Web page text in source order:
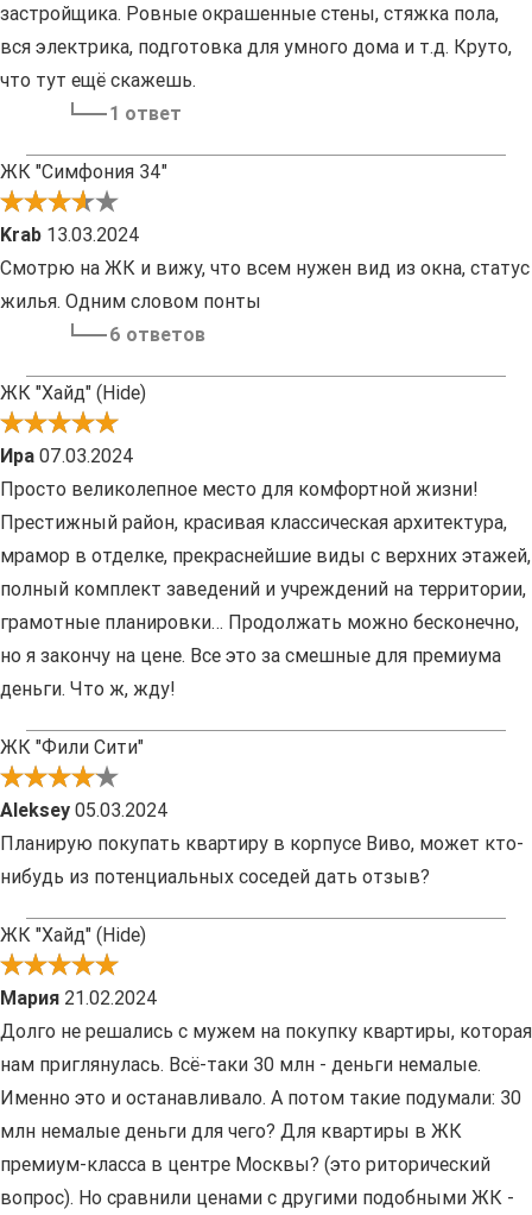
застройщика. Ровные окрашенные стены, стяжка пола,
вся электрика, подготовка для умного дома и т.д. Круто,
что тут ещё скажешь.
1 ответ
ЖК "Симфония 34"
Krab 13.03.2024
Смотрю на ЖК и вижу, что всем нужен вид из окна, статус
жилья. Одним словом понты
6 ответов
ЖК "Хайд" (Hide)
Ира 07.03.2024
Просто великолепное место для комфортной жизни!
Престижный район, красивая классическая архитектура,
мрамор в отделке, прекраснейшие виды с верхних этажей,
полный комплект заведений и учреждений на территории,
грамотные планировки… Продолжать можно бесконечно,
но я закончу на цене. Все это за смешные для премиума
деньги. Что ж, жду!
ЖК "Фили Сити"
Aleksey 05.03.2024
Планирую покупать квартиру в корпусе Виво, может кто-
нибудь из потенциальных соседей дать отзыв?
ЖК "Хайд" (Hide)
Мария 21.02.2024
Долго не решались с мужем на покупку квартиры, которая
нам приглянулась. Всё-таки 30 млн - деньги немалые.
Именно это и останавливало. А потом такие подумали: 30
млн немалые деньги для чего? Для квартиры в ЖК
премиум-класса в центре Москвы? (это риторический
вопрос). Но сравнили ценами с другими подобными ЖК -